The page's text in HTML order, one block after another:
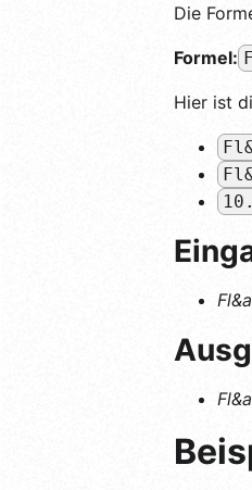
Die
Formel:
Hier ist